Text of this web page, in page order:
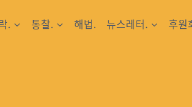
. 통찰. 해법. 뉴스레터. 후원